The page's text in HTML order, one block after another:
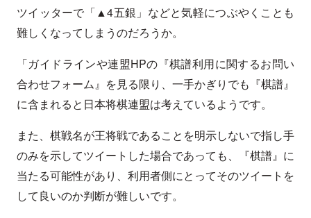
ツイッターで「▲4五銀」などと気軽につぶやくことも
難しくなってしまうのだろうか。
「ガイドラインや連盟HPの『棋譜利用に関するお問い
合わせフォーム』を見る限り、一手かぎりでも『棋譜』
に含まれると日本将棋連盟は考えているようです。
また、棋戦名が王将戦であることを明示しないで指し手
のみを示してツイートした場合であっても、『棋譜』に
当たる可能性があり、利用者側にとってそのツイートを
して良いのか判断が難しいです。